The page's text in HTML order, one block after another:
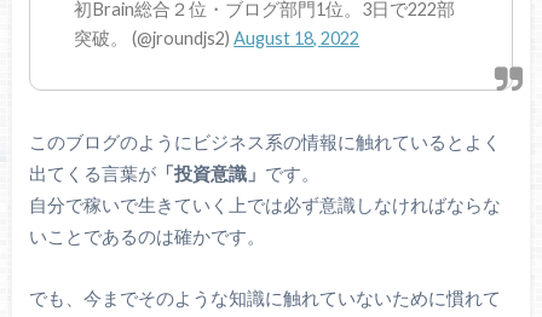
初Brain総合２位・ブログ部門1位。3日で222部
突破。 (@jroundjs2)August 18, 2022
このブログのようにビジネス系の情報に触れているとよく
出てくる言葉が「投資意識」 です。
自分で稼いで生きていく上では必ず意識しなければならな
いことであるのは確かです。
でも、今までそのような知識に触れていないために慣れて